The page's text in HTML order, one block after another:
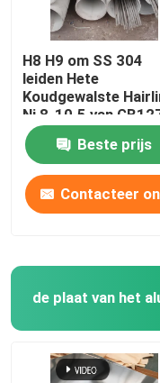
H8 H9 om SS 304
leiden Hete
Koudgewalste
Ni 8-10.5 van
door buizen
Beste prijs
Contacteer
de plaat van het